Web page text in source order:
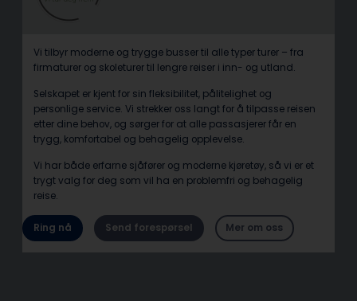
Vi tilbyr moderne og trygge busser til alle typer turer – fra
firmaturer og skoleturer til lengre reiser i inn- og utland.
Selskapet er kjent for sin fleksibilitet, pålitelighet og
personlige service. Vi strekker oss langt for å tilpasse reisen
etter dine behov, og sørger for at alle passasjerer får en
trygg, komfortabel og behagelig opplevelse.
Vi har både erfarne sjåfører og moderne kjøretøy, så vi er et
trygt valg for deg som vil ha en problemfri og behagelig
reise.
Ring nå Send forespørsel Mer om oss